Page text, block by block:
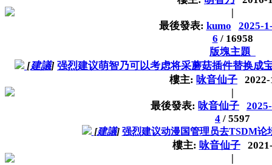
最後發表: kumo
2025-
6 / 16958
版塊主題
[建議] 强烈建议萌智乃可以考虑将采蘑菇插件替换成
樓主: 咏音仙子
最後發表: 咏音仙子
4 / 5597
[建議] 强烈建议动漫国管理员去TSDM论
樓主: 咏音仙子
|